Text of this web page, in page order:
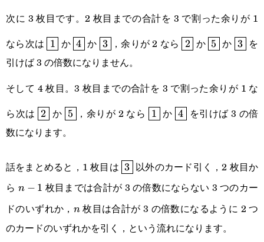
次に 3 枚目です。2 枚目までの合計を 3 で割った余りが 1
なら次は \boxed{1}
1 か\boxed{4}
4 か \boxed{3}
3 ，余りが 2 なら \boxed{2}
2 か\boxed{5}
5 か 3 を
引けば 3 の倍数になりません。
そして 4 枚目。3 枚目までの合計を 3 で割った余りが 1 な
ら次は \boxed{2}
2 か \boxed{5}
5 ，余りが 2 なら \boxed{1}
1 か \boxed{4}
4
を引けば 3 の倍
数になります。
話をまとめると，1 枚目は \boxed{3}
3 以外のカード引く，2 枚目か
ら n-
1
n − 1 枚目までは合計が 3 の倍数にならない 3 つのカー
ドのいずれか， n
n枚目は合計が 3 の倍数になるように 2 つ
のカードのいずれかを引く，という流れになります。